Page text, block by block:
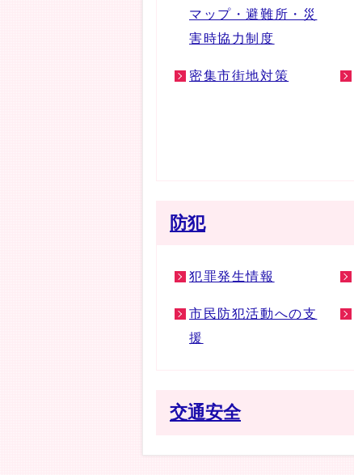
マップ・避難所・災
害時協力制度
密集市街地対策
防犯
犯罪発生情報
市民防犯活動への支
援
交通安全